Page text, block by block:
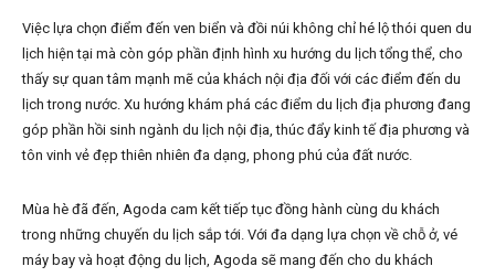
Việc lựa chọn điểm đến ven biển và đồi núi không chỉ hé lộ thói quen du
lịch hiện tại mà còn góp phần định hình xu hướng du lịch tổng thể, cho
thấy sự quan tâm mạnh mẽ của khách nội địa đối với các điểm đến du
lịch trong nước. Xu hướng khám phá các điểm du lịch địa phương đang
góp phần hồi sinh ngành du lịch nội địa, thúc đẩy kinh tế địa phương và
tôn vinh vẻ đẹp thiên nhiên đa dạng, phong phú của đất nước.
Mùa hè đã đến, Agoda cam kết tiếp tục đồng hành cùng du khách
trong những chuyến du lịch sắp tới. Với đa dạng lựa chọn về chỗ ở, vé
máy bay và hoạt động du lịch, Agoda sẽ mang đến cho du khách